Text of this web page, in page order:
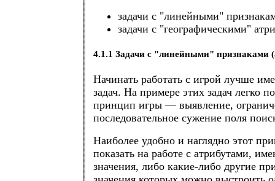
задачи с "линейными"
задачи с "географическими"
4.1.1 Задачи с "линейными" признаками
Начинать работать с игрой лучше
задач. На примере этих задач легко
принцип игры — выявление,
последовательное сужение поля
Наиболее удобно и наглядно этот
показать на работе с атрибутами,
значения, либо какие-либо другие